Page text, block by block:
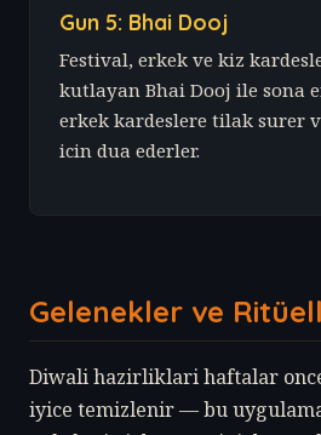
Gun 5: Bhai Dooj
Festival, erkek ve kiz
kutlayan Bhai Dooj ile sona
erkek kardeslere tilak surer
icin dua ederler.
Gelenekler ve
Diwali hazirliklari haftalar
iyice temizlenir — bu